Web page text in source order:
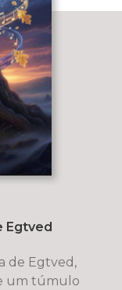
Egtved
de Egtved,
um túmulo